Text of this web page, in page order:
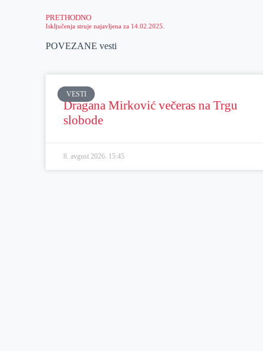
PRETHODNO
Isključenja struje najavljena za 14.02.2025.
POVEZANE vesti
VESTI
Dragana Mirković večeras na Trgu
slobode
8. avgust 2026. 15:45